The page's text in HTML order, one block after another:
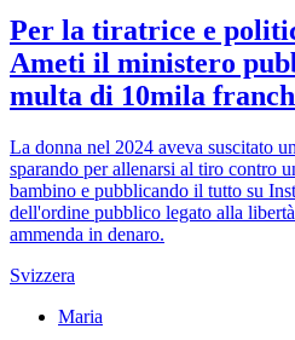
Per la tiratrice e
Ameti il ministero
multa di 10mila
La donna nel 2024 aveva suscitato
sparando per allenarsi al tiro contro
bambino e pubblicando il tutto su
dell'ordine pubblico legato alla
ammenda in denaro.
Svizzera
Maria